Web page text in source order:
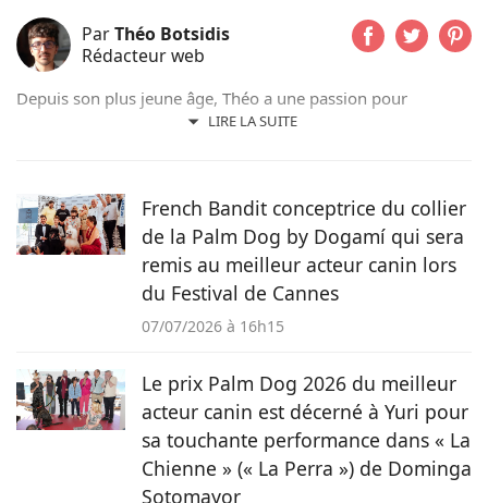
ParThéo Botsidis
Rédacteur web
LIRE LA SUITE
Depuis son plus jeune âge, Théo a une passion pour
l’écriture. Aujourd’hui rédacteur web, il prend plaisir à
émouvantes.
French Bandit conceptrice du collier
de la Palm Dog by Dogamí qui sera
remis au meilleur acteur canin lors
du Festival de Cannes
07/07/2026 à 16h15
Le prix Palm Dog 2026 du meilleur
acteur canin est décerné à Yuri pour
sa touchante performance dans « La
Chienne » (« La Perra ») de Dominga
Sotomayor